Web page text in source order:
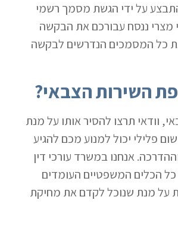
על ידי הגשת מסמך רשמי
מצרי ננסח עבורכם את הבקשה
את כל המסמכים הנדרשים לבקשה
השירות הצבאי?
וודאי תרצו להסיר אותו על מנת
פלילי יכול למנוע מכם להגיע
אנחנו במשרד עורכי דין
הכלים המשפטיים העומדים
על מנת שנוכל לקדם את מחיקת